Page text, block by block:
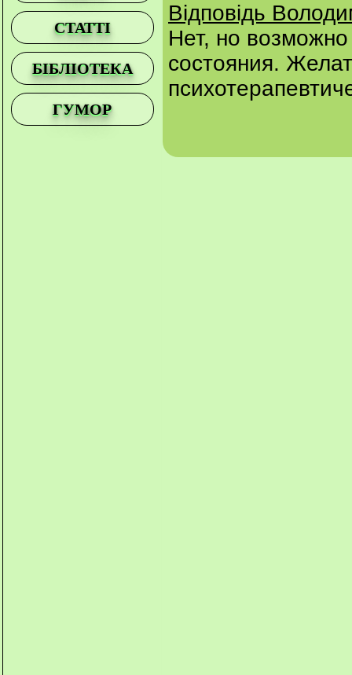
СТАТТІ
БІБЛІОТЕКА
ГУМОР
Відповідь
Нет, но возможно
состояния.